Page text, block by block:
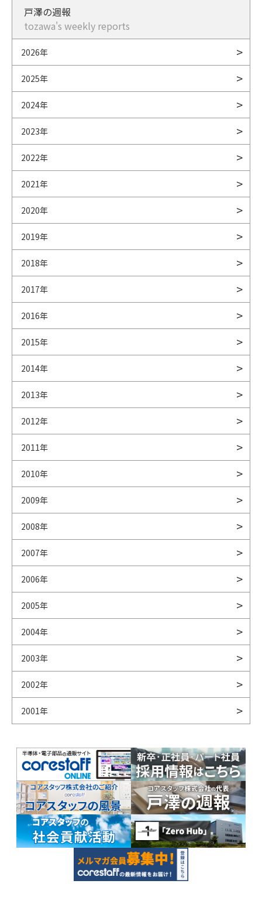
戸澤の週報
tozawa's weekly reports
2026年
2025年
2024年
2023年
2022年
2021年
2020年
2019年
2018年
2017年
2016年
2015年
2014年
2013年
2012年
2011年
2010年
2009年
2008年
2007年
2006年
2005年
2004年
2003年
2002年
2001年